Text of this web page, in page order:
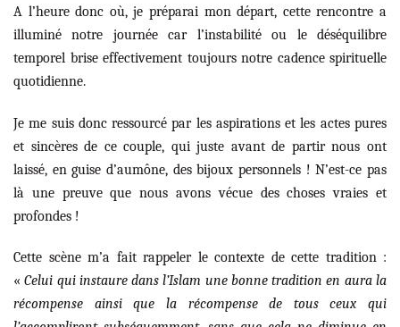
A l’heure donc où, je préparai mon départ, cette rencontre a
illuminé notre journée car l’instabilité ou le déséquilibre
temporel brise effectivement toujours notre cadence spirituelle
quotidienne.
Je me suis donc ressourcé par les aspirations et les actes pures
et sincères de ce couple, qui juste avant de partir nous ont
laissé, en guise d’aumône, des bijoux personnels ! N’est-ce pas
là une preuve que nous avons vécue des choses vraies et
profondes !
Cette scène m’a fait rappeler le contexte de cette tradition :
«Celui qui instaure dans l’Islam une bonne tradition en aura la
récompense ainsi que la récompense de tous ceux qui